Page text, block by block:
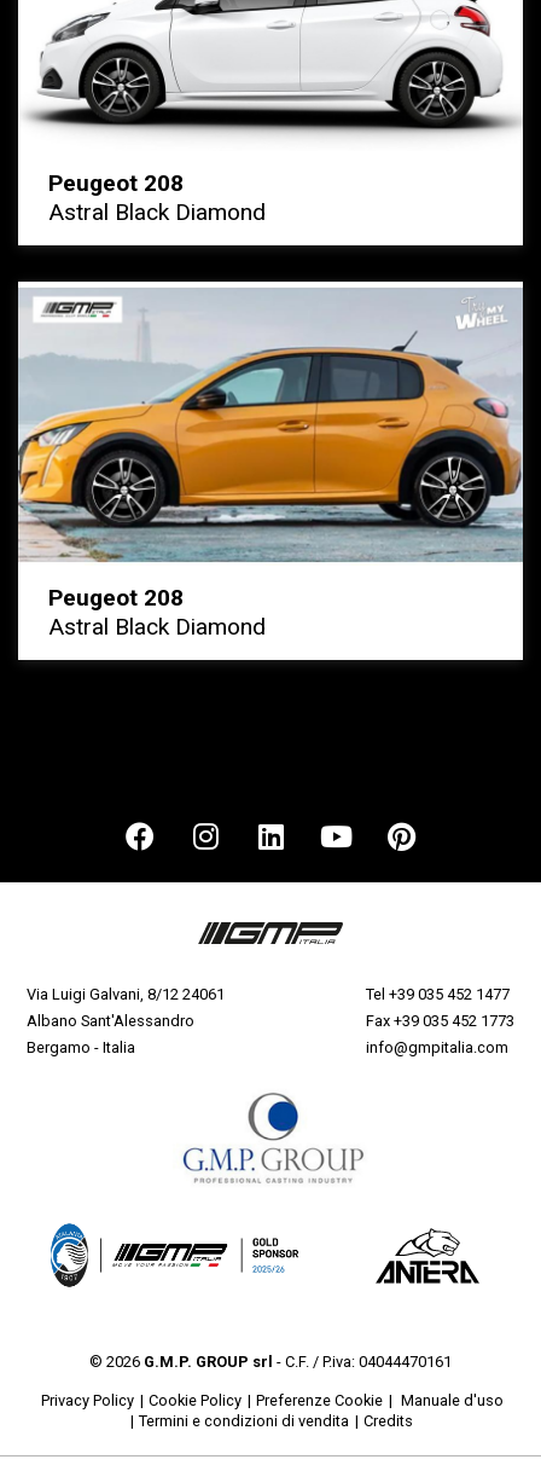
Peugeot 208
Astral Black Diamond
Peugeot 208
Astral Black Diamond
Via Luigi Galvani, 8/12 24061
Albano Sant'Alessandro
Bergamo - Italia
Tel +39 035 452 1477
Fax +39 035 452 1773
info@gmpitalia.com
© 2026 G.M.P. GROUP srl - C.F. / P.iva: 04044470161
Privacy Policy Cookie Policy Preferenze Cookie
Manuale d'uso
Termini e condizioni di vendita
Credits